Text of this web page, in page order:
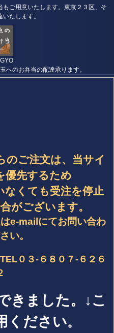
ご用意いたします。東京２３区、そ
たします。
へのお弁当の配達承ります。
のご注文は、当サイ
優先するため
なくても受注を停止
がございます。
e-mailにてお問い合わ
い。
TEL０３-６８０７-６２６
きました。↓こ
ください。